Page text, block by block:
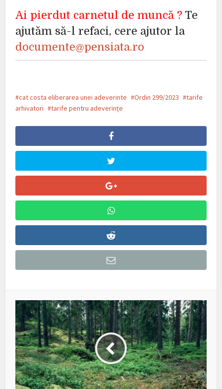
Ai pierdut carnetul de muncă ? Te
ajutăm să-l refaci, cere ajutor la
documente@pensiata.ro
cat costa eliberarea unei adeverinte Ordin 299/2023
tarife
arhivatori
tarife pentru adeverințe